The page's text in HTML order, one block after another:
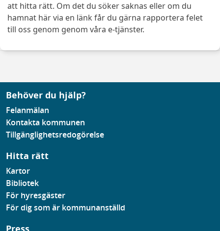
att hitta rätt. Om det du söker saknas eller om du
hamnat här via en länk får du gärna rapportera felet
till oss genom genom våra e-tjänster.
Behöver du hjälp?
Felanmälan
Kontakta kommunen
Tillgänglighetsredogörelse
Hitta rätt
Kartor
Bibliotek
För hyresgäster
För dig som är kommunanställd
Press